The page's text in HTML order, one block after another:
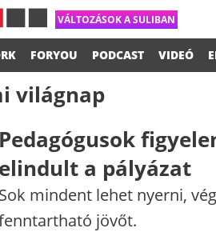
VÁLTOZÁSOK A SULIBAN
FORYOU PODCAST VIDEÓ
világnap
a pályázat
mindent lehet nyerni,
jövőt.